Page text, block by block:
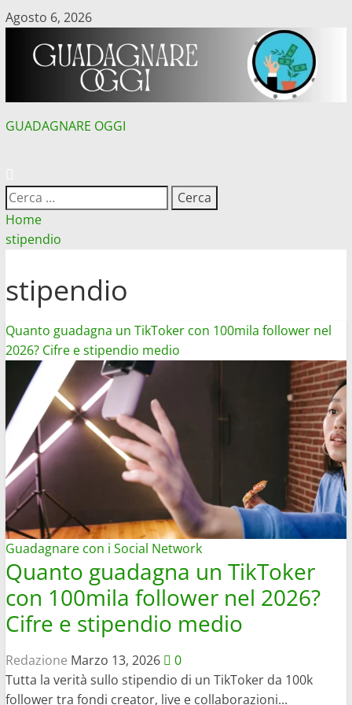
Vai
contenuto
Agosto 6, 2026
GUADAGNARE OGGI
Ricerca
per:
Home
stipendio
stipendio
Quanto guadagna un TikToker con 100mila follower nel
2026? Cifre e stipendio medio
Guadagnare con i Social Network
Quanto guadagna un TikToker
con 100mila follower nel 2026?
Cifre e stipendio medio
Redazione Marzo 13, 2026
0
Tutta la verità sullo stipendio di un TikToker da 100k
follower tra fondi creator, live e collaborazioni...